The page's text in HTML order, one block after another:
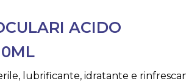
ACIDO
lubrificante, idratante e